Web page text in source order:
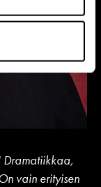
vain erityisen